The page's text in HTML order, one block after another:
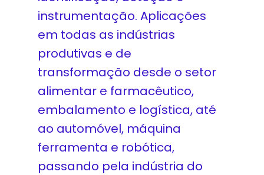
instrumentação. Aplicações
em todas as indústrias
produtivas e de
transformação desde o setor
alimentar e farmacêutico,
embalamento e logística, até
ao automóvel, máquina
ferramenta e robótica,
passando pela indústria do